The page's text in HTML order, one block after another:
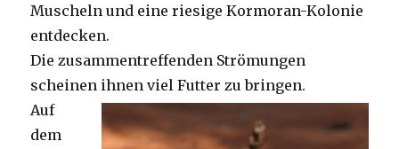
Muscheln und eine riesige Kormoran-Kolonie
entdecken.
Die zusammentreffenden Strömungen
scheinen ihnen viel Futter zu bringen.
Auf
dem